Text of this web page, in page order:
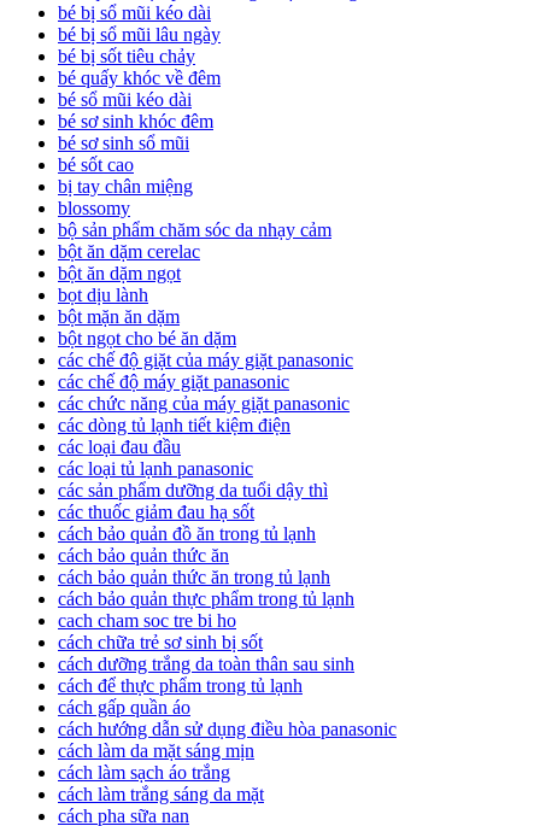
bé bị sổ mũi kéo dài
bé bị sổ mũi lâu ngày
bé bị sốt tiêu chảy
bé quấy khóc về đêm
bé sổ mũi kéo dài
bé sơ sinh khóc đêm
bé sơ sinh sổ mũi
bé sốt cao
bị tay chân miệng
blossomy
bộ sản phẩm chăm sóc da nhạy cảm
bột ăn dặm cerelac
bột ăn dặm ngọt
bọt dịu lành
bột mặn ăn dặm
bột ngọt cho bé ăn dặm
các chế độ giặt của máy giặt panasonic
các chế độ máy giặt panasonic
các chức năng của máy giặt panasonic
các dòng tủ lạnh tiết kiệm điện
các loại đau đầu
các loại tủ lạnh panasonic
các sản phẩm dưỡng da tuổi dậy thì
các thuốc giảm đau hạ sốt
cách bảo quản đồ ăn trong tủ lạnh
cách bảo quản thức ăn
cách bảo quản thức ăn trong tủ lạnh
cách bảo quản thực phẩm trong tủ lạnh
cach cham soc tre bi ho
cách chữa trẻ sơ sinh bị sốt
cách dưỡng trắng da toàn thân sau sinh
cách để thực phẩm trong tủ lạnh
cách gấp quần áo
cách hướng dẫn sử dụng điều hòa panasonic
cách làm da mặt sáng mịn
cách làm sạch áo trắng
cách làm trắng sáng da mặt
cách pha sữa nan